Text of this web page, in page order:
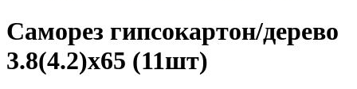
Саморез гипсокартон/дерево
3.8(4.2)х65 (11шт)